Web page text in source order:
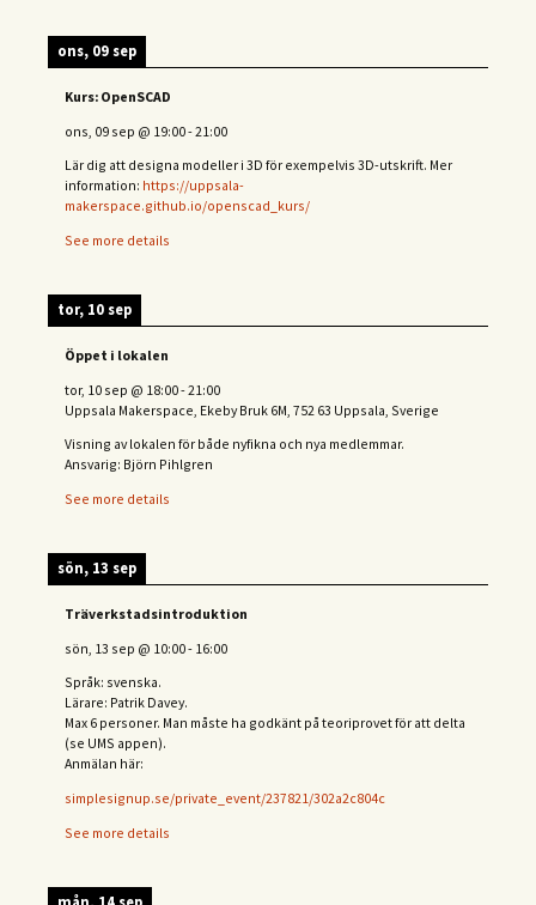
ons, 09 sep
Kurs: OpenSCAD
ons, 09 sep @ 19:00-21:00
Lär dig att designa modeller i 3D för exempelvis 3D-utskrift. Mer
information: https://uppsala-
makerspace.github.io/openscad_kurs/
See more details
tor, 10 sep
Öppet i lokalen
tor, 10 sep @ 18:00-21:00
Uppsala Makerspace, Ekeby Bruk 6M, 752 63 Uppsala, Sverige
Visning av lokalen för både nyfikna och nya medlemmar.
Ansvarig: Björn Pihlgren
See more details
sön, 13 sep
Träverkstadsintroduktion
sön, 13 sep @ 10:00- 16:00
Språk: svenska.
Lärare: Patrik Davey.
Max 6 personer. Man måste ha godkänt på teoriprovet för att delta
(se UMS appen).
Anmälan här:
simplesignup.se/private_event/237821/302a2c804c
See more details
mån, 14 sep